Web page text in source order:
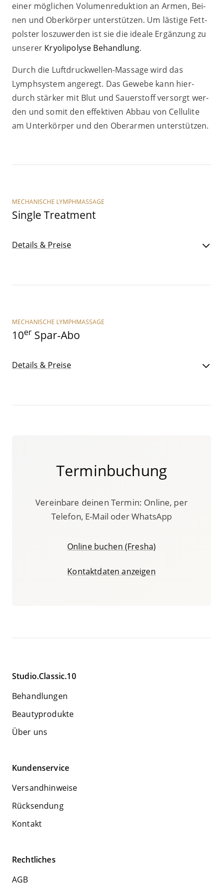
einer mög­li­chen Volu­men­re­duk­ti­on an Armen, Bei­
nen und Ober­kör­per unter­stüt­zen. Um läs­ti­ge Fett­
pols­ter los­zu­wer­den ist sie die idea­le Ergän­zung zu
unse­rer Kryo­li­po­ly­se Behand­lung.
Durch die Luft­druck­wel­len-Mas­sa­ge wird das
Lymph­sys­tem ange­regt. Das Gewe­be kann hier­
durch stär­ker mit Blut und Sau­er­stoff ver­sorgt wer­
den und somit den effek­ti­ven Abbau von Cel­lu­li­te
am Unter­kör­per und den Ober­ar­men unterstützen.
MECHANISCHE LYMPHMASSAGE
Sin­gle Treatment
Details & Preise
MECHANISCHE LYMPHMASSAGE
10er Spar-Abo
Details & Preise
Terminbuchung
Vereinbare deinen Termin: Online, per
Telefon, E-Mail oder WhatsApp
Online buchen (Fresha)
Kontaktdaten anzeigen
Studio.Classic.10
Behandlungen
Beautyprodukte
Über uns
Kundenservice
Versandhinweise
Rücksendung
Kontakt
Rechtliches
AGB